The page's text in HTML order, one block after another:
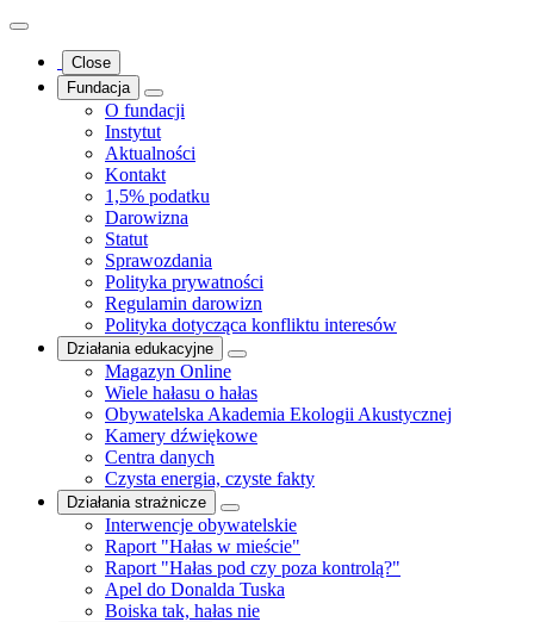
Close
Fundacja
O fundacji
Instytut
Aktualności
Kontakt
1,5% podatku
Darowizna
Statut
Sprawozdania
Polityka prywatności
Regulamin darowizn
Polityka dotycząca konfliktu interesów
Działania edukacyjne
Magazyn Online
Wiele hałasu o hałas
Obywatelska Akademia Ekologii Akustycznej
Kamery dźwiękowe
Centra danych
Czysta energia, czyste fakty
Działania strażnicze
Interwencje obywatelskie
Raport "Hałas w mieście"
Raport "Hałas pod czy poza kontrolą?"
Apel do Donalda Tuska
Boiska tak, hałas nie